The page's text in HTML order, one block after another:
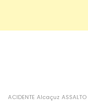
ACIDENTE Alcaçuz ASSALTO